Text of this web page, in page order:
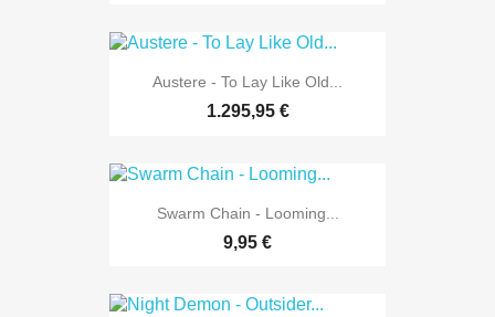
Austere - To Lay Like Old...
1.295,95 €
Swarm Chain - Looming...
9,95 €